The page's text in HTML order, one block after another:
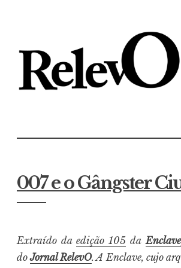
conteúdo
007 e o Gângster
Extraído daedição 105 daEnclave
doJornal RelevO. A Enclave, cujo